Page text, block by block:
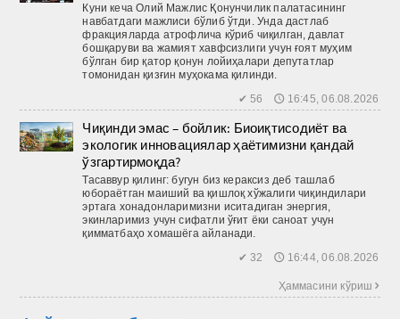
Куни кеча Олий Мажлис Қонунчилик палатасининг
навбатдаги мажлиси бўлиб ўтди. Унда дастлаб
фракцияларда атрофлича кўриб чиқилган, давлат
бошқаруви ва жамият хавфсизлиги учун ғоят муҳим
бўлган бир қатор қонун лойиҳалари депутатлар
томонидан қизғин муҳокама қилинди.
✔ 56 🕔 16:45, 06.08.2026
Чиқинди эмас – бойлик: Биоиқтисодиёт ва
экологик инновациялар ҳаётимизни қандай
ўзгартирмоқда?
Тасаввур қилинг: бугун биз кераксиз деб ташлаб
юбораётган маиший ва қиш­лоқ хўжалиги чиқиндилари
эртага хонадонларимизни иситадиган энергия,
экинларимиз учун сифатли ўғит ёки саноат учун
қимматбаҳо хомашёга айланади.
✔ 32 🕔 16:44, 06.08.2026
Ҳаммасини кўриш 